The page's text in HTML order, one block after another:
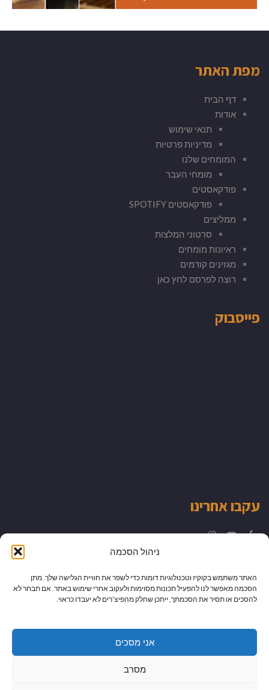
ניהול הסכמה
האתר משתמש בקוקיז וטכנולוגיות דומות כדי לשפר את חוויית הגלישה שלך. מתן
הסכמה מאפשר לנו להפעיל תכונות מסוימות ולעקוב אחרי שימוש באתר. אם תבחר לא
להסכים או תסיר את הסכמתך, ייתכן שחלק מהפיצ’רים לא יעבדו כראוי.
אני מסכים
מסרב
מפת האתר
דף הבית
אודות
תנאי שימוש
מדיניות פרטיות
המומחים שלנו
מומחי העבר
פודקאסטים
פודקאסטים SPOTIFY
ממליצים
סרטוני המלצות
ראיונות מומחים
מגזינים קודמים
רוצה לפרסם לחץ כאן
פייסבוק
עקבו אחרינו